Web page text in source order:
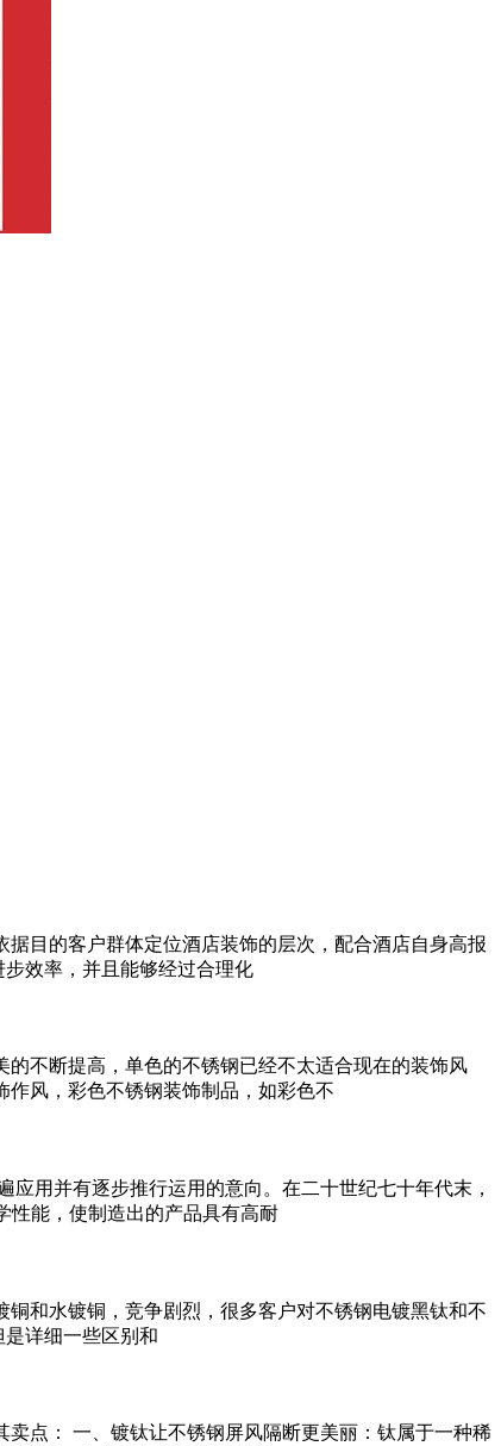
目的客户群体定位酒店装饰的层次，配合酒店自身高报
效率，并且能够经过合理化
不断提高，单色的不锈钢已经不太适合现在的装饰风
风，彩色不锈钢装饰制品，如彩色不
用并有逐步推行运用的意向。在二十世纪七十年代末，
性能，使制造出的产品具有高耐
和水镀铜，竞争剧烈，很多客户对不锈钢电镀黑钛和不
详细一些区别和
点： 一、镀钛让不锈钢屏风隔断更美丽：钛属于一种稀